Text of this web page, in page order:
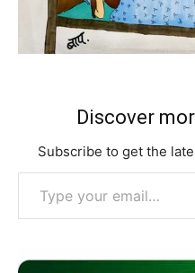
Discover
Subscribe to get the
Type your email…